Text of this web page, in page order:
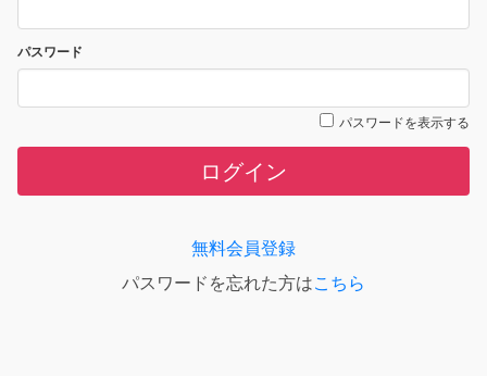
パスワード
パスワードを表示する
ログイン
無料会員登録
パスワードを忘れた方はこちら